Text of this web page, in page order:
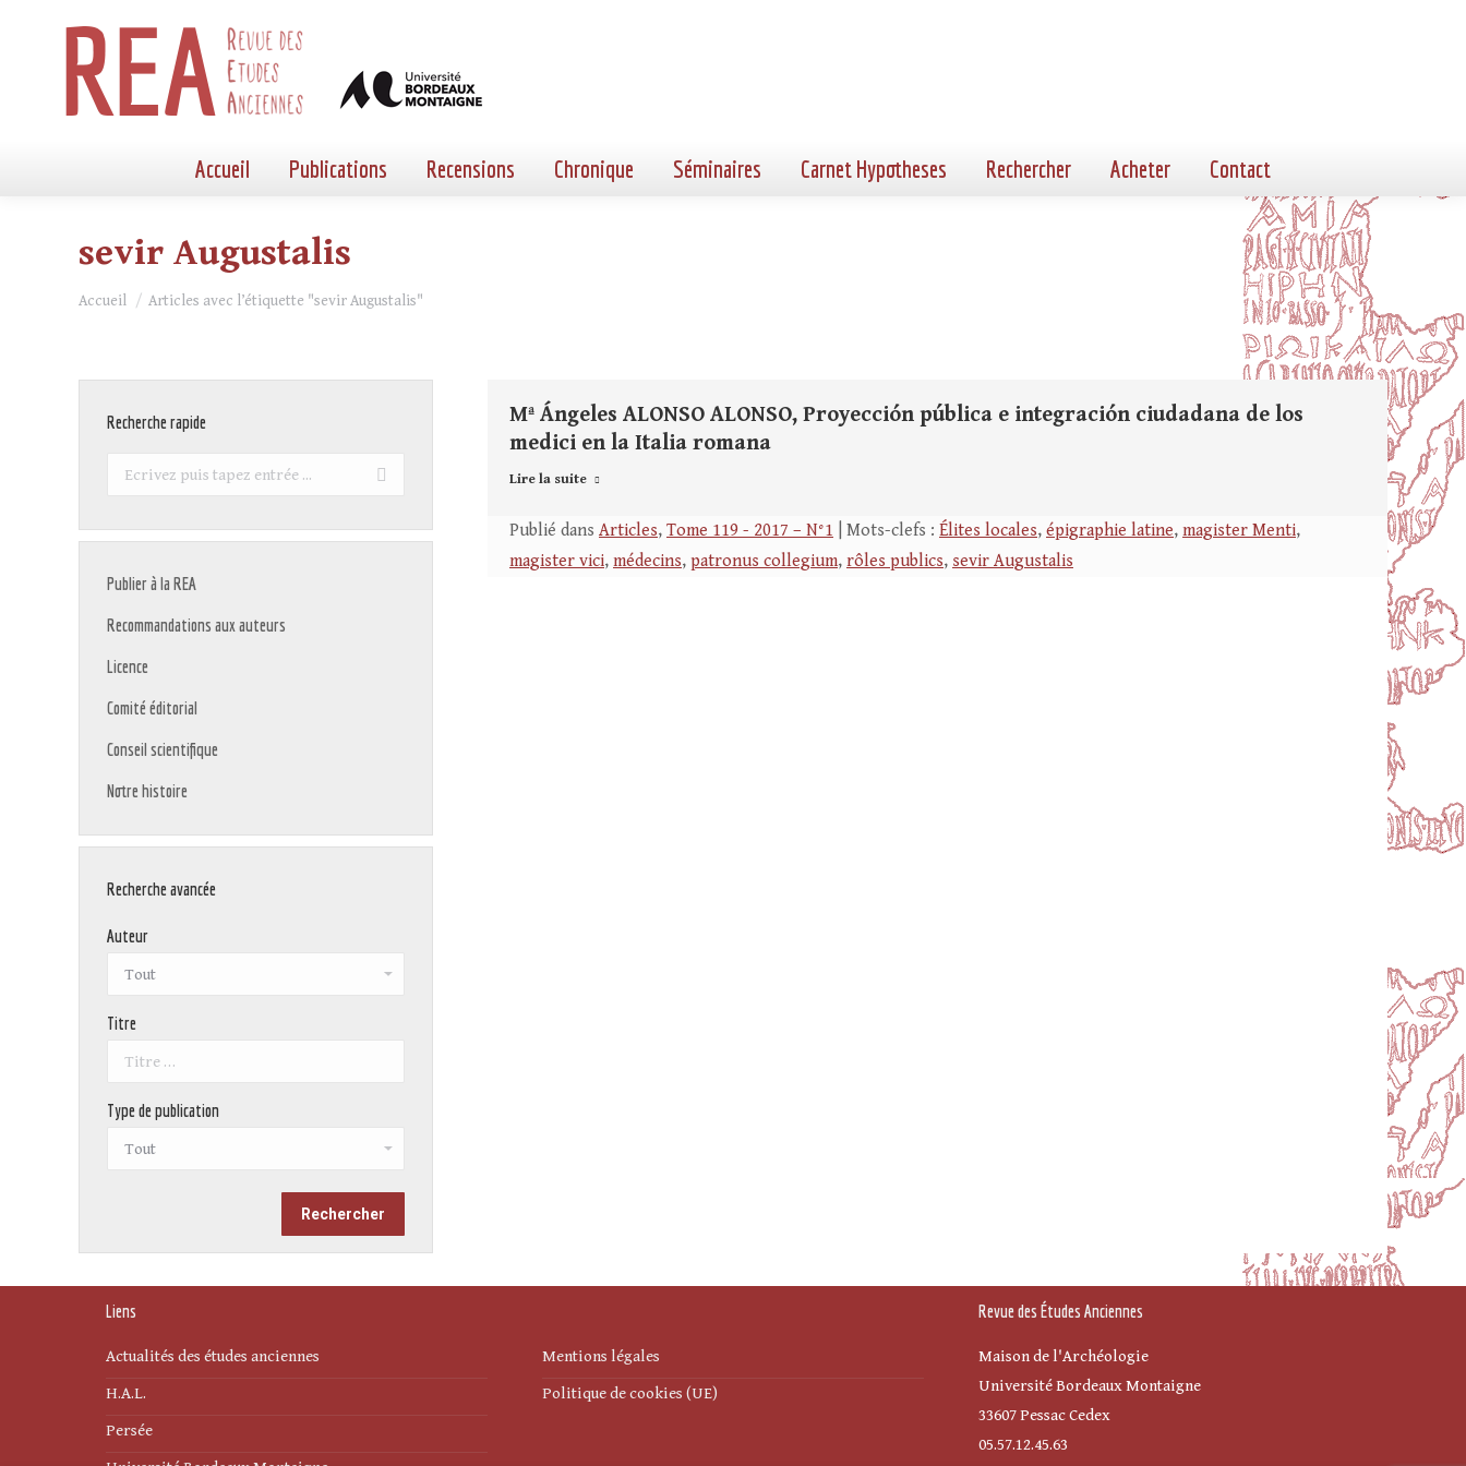
Accueil Publications Recensions Chronique Séminaires Carnet Hypotheses Rechercher Acheter Contact
sevir Augustalis
Vous êtes ici :
Accueil Articles avec l’étiquette "sevir Augustalis"
Mª Ángeles ALONSO ALONSO, Proyección pública e integración ciudadana de los
medici en la Italia romana
Lire la suite
Publié dans Articles, Tome 119 - 2017 – N°1 | Mots-clefs : Élites locales, épigraphie latine, magister Menti,
magister vici, médecins, patronus collegium, rôles publics, sevir Augustalis
Recherche rapide
Recherche
Publier à la REA
Recommandations aux auteurs
Licence
Comité éditorial
Conseil scientifique
Notre histoire
Recherche avancée
Auteur
Titre
Type de publication
Liens
Actualités des études anciennes
H.A.L.
Persée
Mentions légales
Politique de cookies (UE)
Revue des Études Anciennes
Maison de l'Archéologie
Université Bordeaux Montaigne
33607 Pessac Cedex
05.57.12.45.63